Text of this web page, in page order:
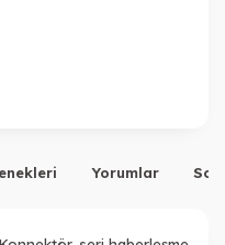
Yorumlar